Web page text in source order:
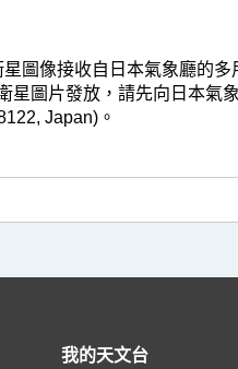
圖像接收自日本氣象廳的
星圖片發放，請先向日本氣
Japan)。
我的天文台